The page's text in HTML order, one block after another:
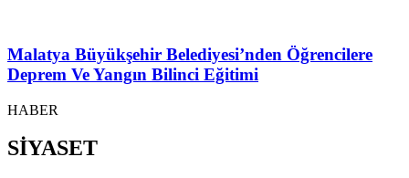
Malatya Büyükşehir Belediyesi’nden Öğrencilere
Deprem Ve Yangın Bilinci Eğitimi
HABER
SİYASET